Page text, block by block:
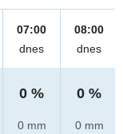
07:00
dnes
0 %
0 mm
08:00
dnes
0 %
0 mm